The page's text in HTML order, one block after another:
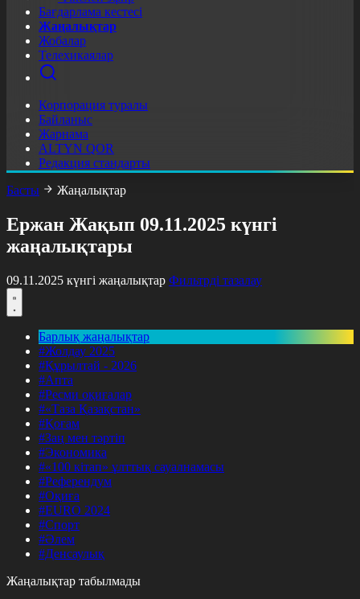
Бағдарлама кестесі
Жаңалықтар
Жобалар
Телехикаялар
Корпорация туралы
Байланыс
Жарнама
ALTYN QOR
Редакция стандарты
Басты
Жаңалықтар
Ержан Жақып 09.11.2025 күнгі
жаңалықтары
09.11.2025 күнгі жаңалықтар Фильтрді тазалау
Барлық жаңалықтар
#Жолдау 2025
#Құрылтай - 2026
#Апта
#Ресми оқиғалар
#«Таза Қазақстан»
#Қоғам
#Заң мен тәртіп
#Экономика
#«100 кітап» ұлттық сауалнамасы
#Референдум
#Оқиға
#EURO 2024
#Спорт
#Әлем
#Денсаулық
Жаңалықтар табылмады